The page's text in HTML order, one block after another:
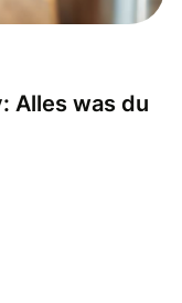
Alles was du